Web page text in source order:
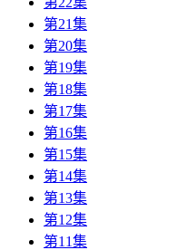
第21集
第20集
第19集
第18集
第17集
第16集
第15集
第14集
第13集
第12集
第11集